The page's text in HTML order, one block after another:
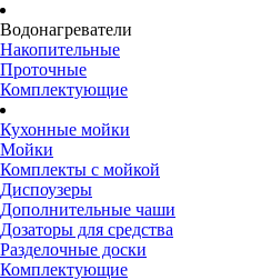
Водонагреватели
Накопительные
Проточные
Комплектующие
Кухонные мойки
Мойки
Комплекты с мойкой
Диспоузеры
Дополнительные чаши
Дозаторы для средства
Разделочные доски
Комплектующие